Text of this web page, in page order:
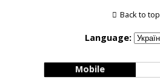
Back to top
Language:
Mobile